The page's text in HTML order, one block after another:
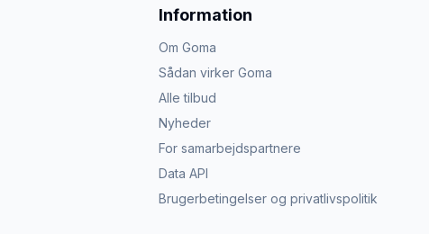
Information
Om Goma
Sådan virker Goma
Alle tilbud
Nyheder
For samarbejdspartnere
Data API
Brugerbetingelser og privatlivspolitik